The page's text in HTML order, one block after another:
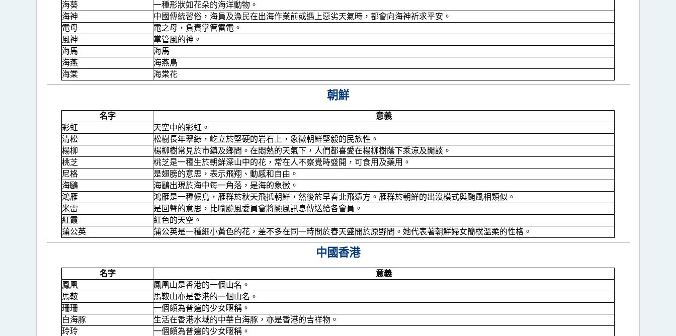
海葵
一種形狀如花朵的海洋動物。
海神
中國傳統習俗，海員及漁民在出海作業前或遇上惡劣天氣時，都會向海神祈求平安。
電母
電之母，負責掌管雷電。
風神
掌管風的神。
海馬
海馬
海燕
海燕鳥
海棠
海棠花
朝鮮
名字
意義
彩虹
天空中的彩虹。
清松
松樹長年翠綠，屹立於堅硬的岩石上，象徵朝鮮堅毅的民族性。
楊柳
楊柳樹常見於市鎮及鄉間。在悶熱的天氣下，人們都喜愛在楊柳樹蔭下乘涼及閒談。
桃芝
桃芝是一種生於朝鮮深山中的花，常在人不察覺時盛開，可食用及藥用。
尼格
是翅膀的意思，表示飛翔、動感和自由。
海鷗
海鷗出現於海中每一角落，是海的象徵。
鴻雁
鴻雁是一種候鳥，雁群於秋天飛抵朝鮮，然後於早春北飛遠方。雁群於朝鮮的出沒模式與颱風相類似。
米雷
是回聲的意思，比喻颱風委員會將颱風訊息傳送給各會員。
紅霞
紅色的天空。
蒲公英
蒲公英是一種細小黃色的花，差不多在同一時間於春天盛開於原野間。她代表著朝鮮婦女簡樸溫柔的性格。
中國香港
名字
意義
鳳凰
鳳凰山是香港的一個山名。
馬鞍
馬鞍山亦是香港的一個山名。
珊珊
一個頗為普遍的少女暱稱。
白海豚
生活在香港水域的中華白海豚，亦是香港的吉祥物。
玲玲
一個頗為普遍的少女暱稱。